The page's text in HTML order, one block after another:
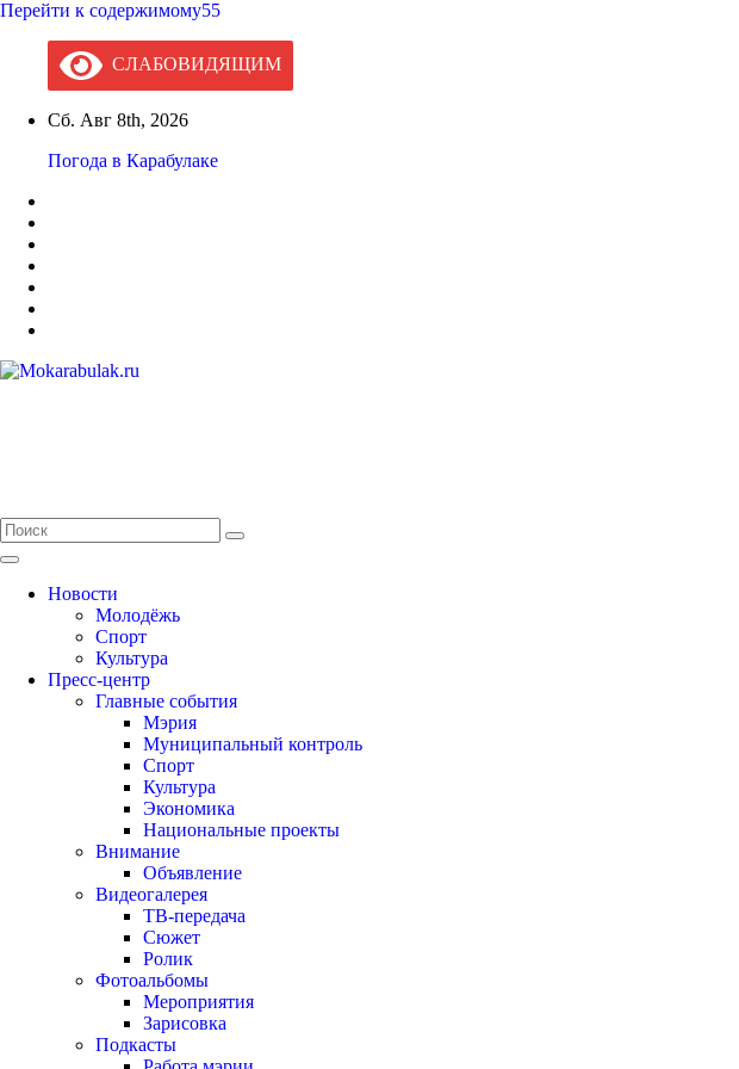
Перейти к содержимому55
СЛАБОВИДЯЩИМ
Сб. Авг 8th, 2026
Погода в Карабулаке
Новости
Молодёжь
Спорт
Культура
Пресс-центр
Главные события
Мэрия
Муниципальный контроль
Спорт
Культура
Экономика
Национальные проекты
Внимание
Объявление
Видеогалерея
ТВ-передача
Сюжет
Ролик
Фотоальбомы
Мероприятия
Зарисовка
Подкасты